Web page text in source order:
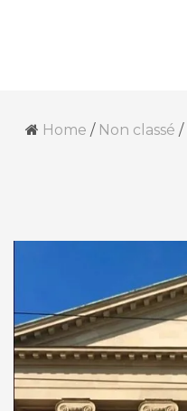
Home / Non classé /